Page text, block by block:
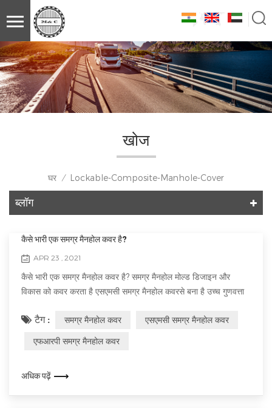
खोज
घर / Lockable-Composite-Manhole-Cover
ब्लॉग
कैसे भारी एक समग्र मैनहोल कवर है?
APR 23 , 2021
कैसे भारी एक समग्र मैनहोल कवर है? समग्र मैनहोल मोल्ड डिजाइन और
विकास को कवर करता है एसएमसी समग्र मैनहोल कवरसे बना है उच्च गुणवत्ता
मोल्डिंग के माध्यम से उच्च दबाव के तहत ढाला जाता है। प्रक्रिया। करने के
लिए एक विकसित उच्च गुणवत्ता और उच्च प्रदर्शन एसएमसी समग्र मैनहोल
कवर, हमें उत्पाद मानक, उत्पाद के आकार, कार्यात्मक आवश्यकताओं और...
टैग : समग्र मैनहोल कवर एसएमसी समग्र मैनहोल कवर
एफआरपी समग्र मैनहोल कवर
अधिक पढ़ें